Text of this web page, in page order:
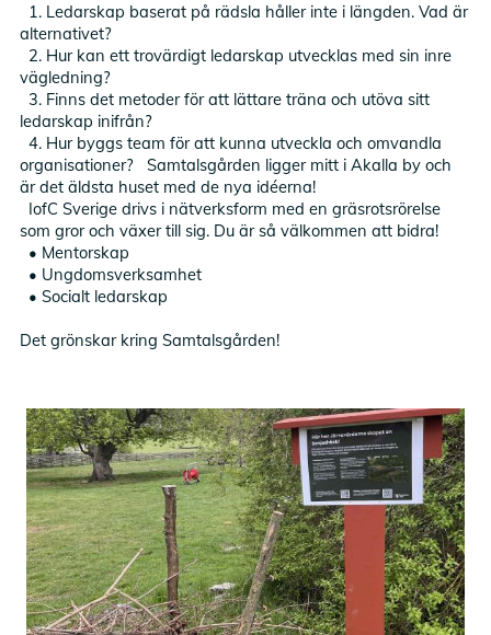
1. Ledarskap baserat på rädsla håller inte i längden. Vad är
alternativet?
2. Hur kan ett trovärdigt ledarskap utvecklas med sin inre
vägledning?
3. Finns det metoder för att lättare träna och utöva sitt
ledarskap inifrån?
4. Hur byggs team för att kunna utveckla och omvandla
organisationer? Samtalsgården ligger mitt i Akalla by och
är det äldsta huset med de nya idéerna!
IofC Sverige drivs i nätverksform med en gräsrotsrörelse
som gror och växer till sig. Du är så välkommen att bidra!
• Mentorskap
• Ungdomsverksamhet
• Socialt ledarskap
Det grönskar kring Samtalsgården!